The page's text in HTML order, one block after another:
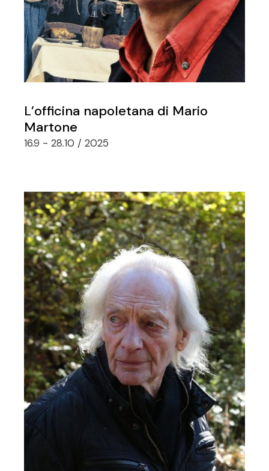
L’officina napoletana di Mario
Martone
16.9 - 28.10 / 2025